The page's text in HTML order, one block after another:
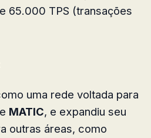
65.000 TPS (transações
uma rede voltada para
MATIC, e expandiu seu
outras áreas, como